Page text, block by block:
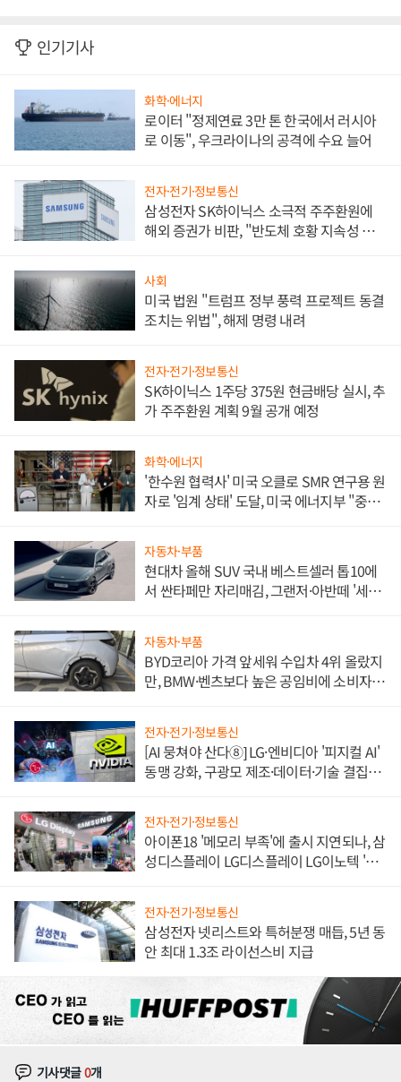
인기기사
화학·에너지
로이터 "정제연료 3만 톤 한국에서 러시아
로 이동", 우크라이나의 공격에 수요 늘어
전자·전기·정보통신
삼성전자 SK하이닉스 소극적 주주환원에
해외 증권가 비판, "반도체 호황 지속성 의
사회
미국 법원 "트럼프 정부 풍력 프로젝트 동결
조치는 위법", 해제 명령 내려
전자·전기·정보통신
SK하이닉스 1주당 375원 현금배당 실시, 추
가 주주환원 계획 9월 공개 예정
화학·에너지
'한수원 협력사' 미국 오클로 SMR 연구용 원
자로 '임계 상태' 도달, 미국 에너지부 "중요
자동차·부품
현대차 올해 SUV 국내 베스트셀러 톱10에
서 싼타페만 자리매김, 그랜저·아반떼 '세단
자동차·부품
BYD코리아 가격 앞세워 수입차 4위 올랐지
만, BMW·벤츠보다 높은 공임비에 소비자
전자·전기·정보통신
[AI 뭉쳐야 산다⑧] LG·엔비디아 '피지컬 AI'
동맹 강화, 구광모 제조·데이터·기술 결집
전자·전기·정보통신
아이폰18 '메모리 부족'에 출시 지연되나, 삼
성디스플레이 LG디스플레이 LG이노텍 '탈
전자·전기·정보통신
삼성전자 넷리스트와 특허분쟁 매듭, 5년 동
안 최대 1.3조 라이선스비 지급
기사댓글0개